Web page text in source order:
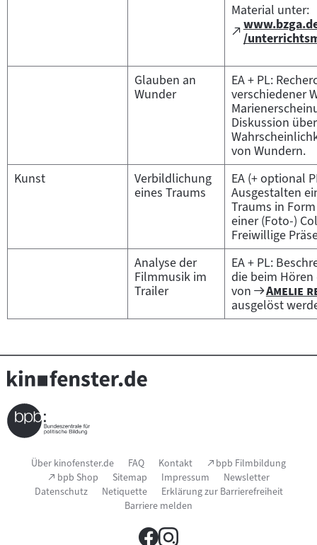
Material unter:
Zum
externen
/
(öffnet
neuen
Tab)
Glauben an
Wunder
EA + PL:
verschiedener
Diskussion
von Wundern.
Kunst
Verbildlichung
eines Traums
EA (+ optional
Ausgestalten
Traums in
einer (Foto-)
Freiwillige
Analyse der
Filmmusik im
Trailer
EA + PL:
die beim
von
Zum
"
Amelie
ausgelöst
Seitenfußnavigation
Über kinofenster.de FAQ Kontakt (Link
öffnet
im
neuen
bpb Filmbildung
(Link
öffnet
im
bpb Shop Sitemap Impressum
Newsletter
Datenschutz
Netiquette
Erklärung zur Barrierefreiheit
Barriere melden